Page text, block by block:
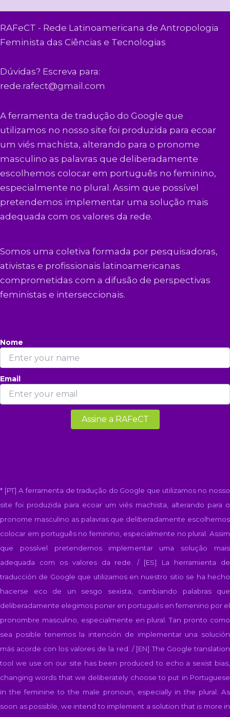
RAFeCT - Rede Latinoamericana de Antropologia
Feminista das Ciências e Tecnologias
Dúvidas? Escreva para:
rede.rafect@gmail.com
A ferramenta de tradução do Google que
utilizamos no nosso site foi produzida para ecoar
um viés machista, alterando para o pronome
masculino as palavras que deliberadamente
escolhemos colocar em português no feminino,
especialmente no plural. Assim que possível
pretendemos implementar uma solução mais
adequada com os valores da rede.
Somos uma coletiva formada por pesquisadoras,
ativistas e profissionais latinoamericanas
comprometidas com a difusão de perspectivas
feministas e interseccionais.
Nome
Email
* [PT] A ferramenta de tradução do Google que utilizamos no nosso
site foi produzida para ecoar um viés machista, alterando para o
pronome masculino as palavras que deliberadamente escolhemos
colocar em português no feminino, especialmente no plural. Assim
que possível pretendemos implementar uma solução mais
adequada com os valores da rede. / [ES]
La herramienta de
traducción de Google que utilizamos en nuestro sitio se ha hecho
hacerse eco de un sesgo sexista, cambiando palabras que
deliberadamente elegimos poner en portugués en femenino por el
pronombre masculino, especialmente en plural. Tan pronto como
sea posible tenemos la intención de implementar una solución
más acorde con los valores de la red. / [EN]The Google translation
tool we use on our site has been produced to echo a sexist bias,
changing words that we deliberately choose to put in Portuguese
in the feminine to the male pronoun, especially in the plural. As
soon as possible, we intend to implement a solution that is more in